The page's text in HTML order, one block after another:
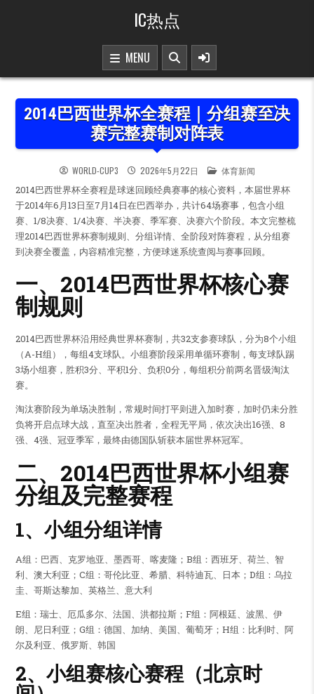
IC热点
MENU
2014巴西世界杯全赛程｜分组赛至决
赛完整赛制对阵表
WORLD-CUP3 2026年5月22日 POSTED IN
体育新闻
2014巴西世界杯全赛程是球迷回顾经典赛事的核心资料，本届世界杯
于2014年6月13日至7月14日在巴西举办，共计64场赛事，包含小组
赛、1/8决赛、1/4决赛、半决赛、季军赛、决赛六个阶段。本文完整梳
理2014巴西世界杯赛制规则、分组详情、全阶段对阵赛程，从分组赛
到决赛全覆盖，内容精准完整，方便球迷系统查阅与赛事回顾。
一、2014巴西世界杯核心赛
制规则
2014巴西世界杯沿用经典世界杯赛制，共32支参赛球队，分为8个小组
（A-H组），每组4支球队。小组赛阶段采用单循环赛制，每支球队踢
3场小组赛，胜积3分、平积1分、负积0分，每组积分前两名晋级淘汰
赛。
淘汰赛阶段为单场决胜制，常规时间打平则进入加时赛，加时仍未分胜
负将开启点球大战，直至决出胜者，全程无平局，依次决出16强、8
强、4强、冠亚季军，最终由德国队斩获本届世界杯冠军。
二、2014巴西世界杯小组赛
分组及完整赛程
1、小组分组详情
A组：巴西、克罗地亚、墨西哥、喀麦隆；B组：西班牙、荷兰、智
利、澳大利亚；C组：哥伦比亚、希腊、科特迪瓦、日本；D组：乌拉
圭、哥斯达黎加、英格兰、意大利
E组：瑞士、厄瓜多尔、法国、洪都拉斯；F组：阿根廷、波黑、伊
朗、尼日利亚；G组：德国、加纳、美国、葡萄牙；H组：比利时、阿
尔及利亚、俄罗斯、韩国
2、小组赛核心赛程（北京时